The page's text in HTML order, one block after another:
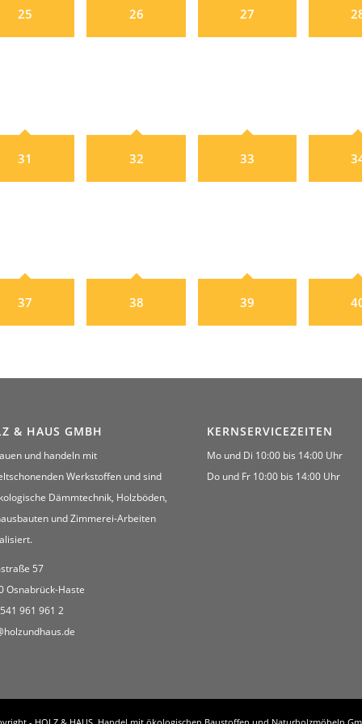
25 26 27
31 32 33
37 38 39
& HAUS GMBH
und handeln mit
Werkstoffen und sind
Dämmtechnik, Holzböden,
und Zimmerei-Arbeiten
57
Osnabrück-Haste
961 961 2
KERNSERVICEZEITEN
Mo und Di 10:00 bis 14:00 Uhr
Do und Fr 10:00 bis 14:00 Uhr